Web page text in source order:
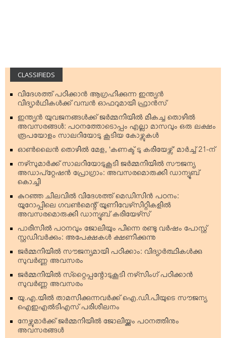
CLASSIFIEDS
വിദേശത്ത് പഠിക്കാന്‍ ആഗ്രഹിക്കുന്ന ഇന്ത്യന്‍
വിദ്യാര്‍ഥികള്‍ക്ക് വമ്പന്‍ ഓഫറുമായി ഫ്രാന്‍സ്
ഇന്ത്യന്‍ യുവജനങ്ങള്‍ക്ക് ജര്‍മ്മനിയില്‍ മികച്ച തൊഴില്‍
അവസരങ്ങള്‍: പഠനത്തോടൊപ്പം എല്ലാ മാസവും ഒരു ലക്ഷം
രൂപയോളം സാലറിയോടു കൂടിയ കോഴ്സുകള്‍
ഓണ്‍ലൈന്‍ തൊഴില്‍ മേള, ‘കണക്ട് ടു കരിയേഴ്സ്’ മാര്‍ച്ച് 21-ന്
നഴ്‌സുമാര്‍ക്ക് സാലറിയോടുകൂടി ജര്‍മ്മനിയില്‍ സൗജന്യ
അഡാപ്റ്റേഷന്‍ പ്രോഗ്രാം: അവസരമൊരുക്കി ഡാന്യൂബ്
കൊച്ചി
കുറഞ്ഞ ചിലവില്‍ വിദേശത്ത് മെഡിസിന്‍ പഠനം:
യൂറോപ്പിലെ ഗവണ്‍മെന്റ് യൂണിവേഴ്‌സിറ്റികളില്‍
അവസരമൊരുക്കി ഡാന്യൂബ് കരിയേഴ്‌സ്
പാരിസില്‍ പഠനവും ജോലിയും പിന്നെ രണ്ടു വര്‍ഷം പോസ്റ്റ്
സ്റ്റഡിവര്‍ക്കും: അപേക്ഷകള്‍ ക്ഷണിക്കുന്നു
ജര്‍മ്മനിയില്‍ സൗജന്യമായി പഠിക്കാം: വിദ്യാര്‍ത്ഥികള്‍ക്കു
സുവര്‍ണ്ണ അവസരം
ജര്‍മ്മനിയില്‍ സ്‌റ്റൈപ്പന്റോടുകൂടി നഴ്‌സിംഗ് പഠിക്കാന്‍
സുവര്‍ണ്ണ അവസരം
യു.എ.യില്‍ താമസിക്കുന്നവര്‍ക്ക് ഐ.ഡി.പിയുടെ സൗജന്യ
ഐഇഎല്‍ടിഎസ് പരിശീലനം
നേഴ്സുമാര്‍ക്ക് ജര്‍മ്മനിയില്‍ ജോലിയ്ക്കും പഠനത്തിനും
അവസരങ്ങള്‍